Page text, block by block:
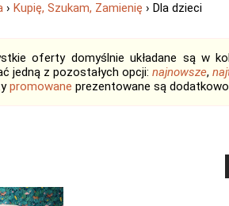
› Kupię, Szukam, Zamienię › Dla dzieci
oferty domyślnie układane są w
jedną z pozostałych opcji: najnowsze,
promowane prezentowane są